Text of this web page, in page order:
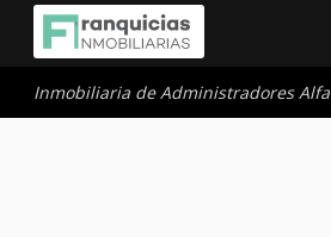
Inmobiliaria de Administradores Alfa